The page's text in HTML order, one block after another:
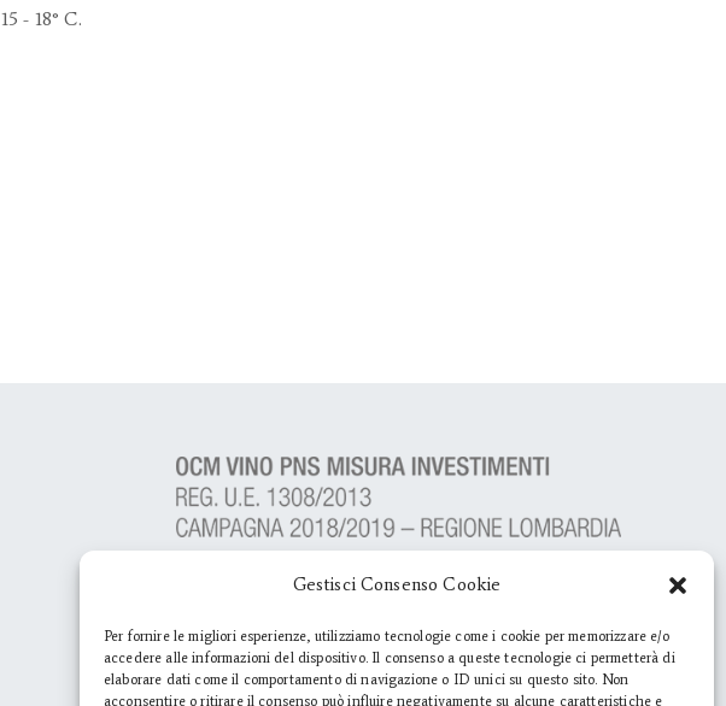
Gestisci Consenso Cookie
Per fornire le migliori esperienze, utilizziamo tecnologie come i cookie per memorizzare e/o
accedere alle informazioni del dispositivo. Il consenso a queste tecnologie ci permetterà di
elaborare dati come il comportamento di navigazione o ID unici su questo sito. Non
acconsentire o ritirare il consenso può influire negativamente su alcune caratteristiche e
15 - 18° C.